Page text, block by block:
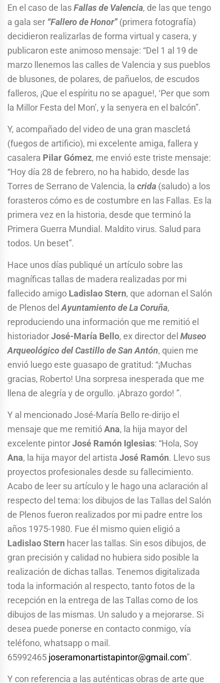
En el caso de lasFallas de Valencia, de las que tengo
a gala ser “Fallero de Honor”(primera fotografía)
decidieron realizarlas de forma virtual y casera, y
publicaron este animoso mensaje: “Del 1 al 19 de
marzo llenemos las calles de Valencia y sus pueblos
de blusones, de polares, de pañuelos, de escudos
falleros, ¡Que el espíritu no se apague!, ‘Per que som
la Millor Festa del Mon’, y la senyera en el balcón”.
Y, acompañado del video de una gran mascletá
(fuegos de artificio), mi excelente amiga, fallera y
casalera Pilar Gómez, me envió este triste mensaje:
“Hoy día 28 de febrero, no ha habido, desde las
Torres de Serrano de Valencia, la crida (saludo) a los
forasteros cómo es de costumbre en las Fallas. Es la
primera vez en la historia, desde que terminó la
Primera Guerra Mundial. Maldito virus. Salud para
todos. Un beset”.
Hace unos días publiqué un artículo sobre las
magníficas tallas de madera realizadas por mi
fallecido amigo Ladislao Stern, que adornan el Salón
de Plenos del Ayuntamiento de La Coruña,
reproduciendo una información que me remitió el
historiadorJosé-María Bello, ex director del Museo
Arqueológico del Castillo de San Antón, quien me
envió luego este guasapo de gratitud: “¡Muchas
gracias, Roberto! Una sorpresa inesperada que me
llena de alegría y de orgullo. ¡Abrazo gordo! ”.
Y al mencionado José-María Bello re-dirijo el
mensaje que me remitióAna, la hija mayor del
excelente pintorJosé Ramón Iglesias: “Hola, Soy
Ana, la hija mayor del artista José Ramón. Llevo sus
proyectos profesionales desde su fallecimiento.
Acabo de leer su artículo y le hago una aclaración al
respecto del tema: los dibujos de las Tallas del Salón
de Plenos fueron realizados por mi padre entre los
años 1975-1980. Fue él mismo quien eligió a
Ladislao Stern hacer las tallas. Sin esos dibujos, de
gran precisión y calidad no hubiera sido posible la
realización de dichas tallas. Tenemos digitalizada
toda la información al respecto, tanto fotos de la
recepción en la entrega de las Tallas como de los
dibujos de las mismas. Un saludo y a mejorarse. Si
desea puede ponerse en contacto conmigo, vía
teléfono, whatsapp o mail.
65992465 joseramonartistapintor@gmail.com”.
Y con referencia a las auténticas obras de arte que